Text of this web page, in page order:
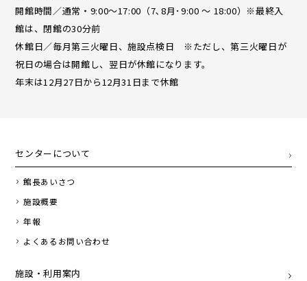
開館時間／通常・9:00〜17:00（7､8月･9:00 ～ 18:00）※最終入
館は、閉館の30分前
休館日／毎月第三火曜日、施設点検日 ※ただし、第三火曜日が
祝日の場合は開館し、翌日が休館になります。
年末は12月27日から12月31日まで休館
センターについて
館長あいさつ
施設概要
年報
よくあるお問い合わせ
施設・利用案内